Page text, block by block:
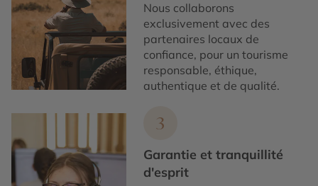
Nous collaborons
exclusivement avec des
partenaires locaux de
confiance, pour un tourisme
responsable, éthique,
authentique et de qualité.
3
Garantie et tranquillité
d'esprit